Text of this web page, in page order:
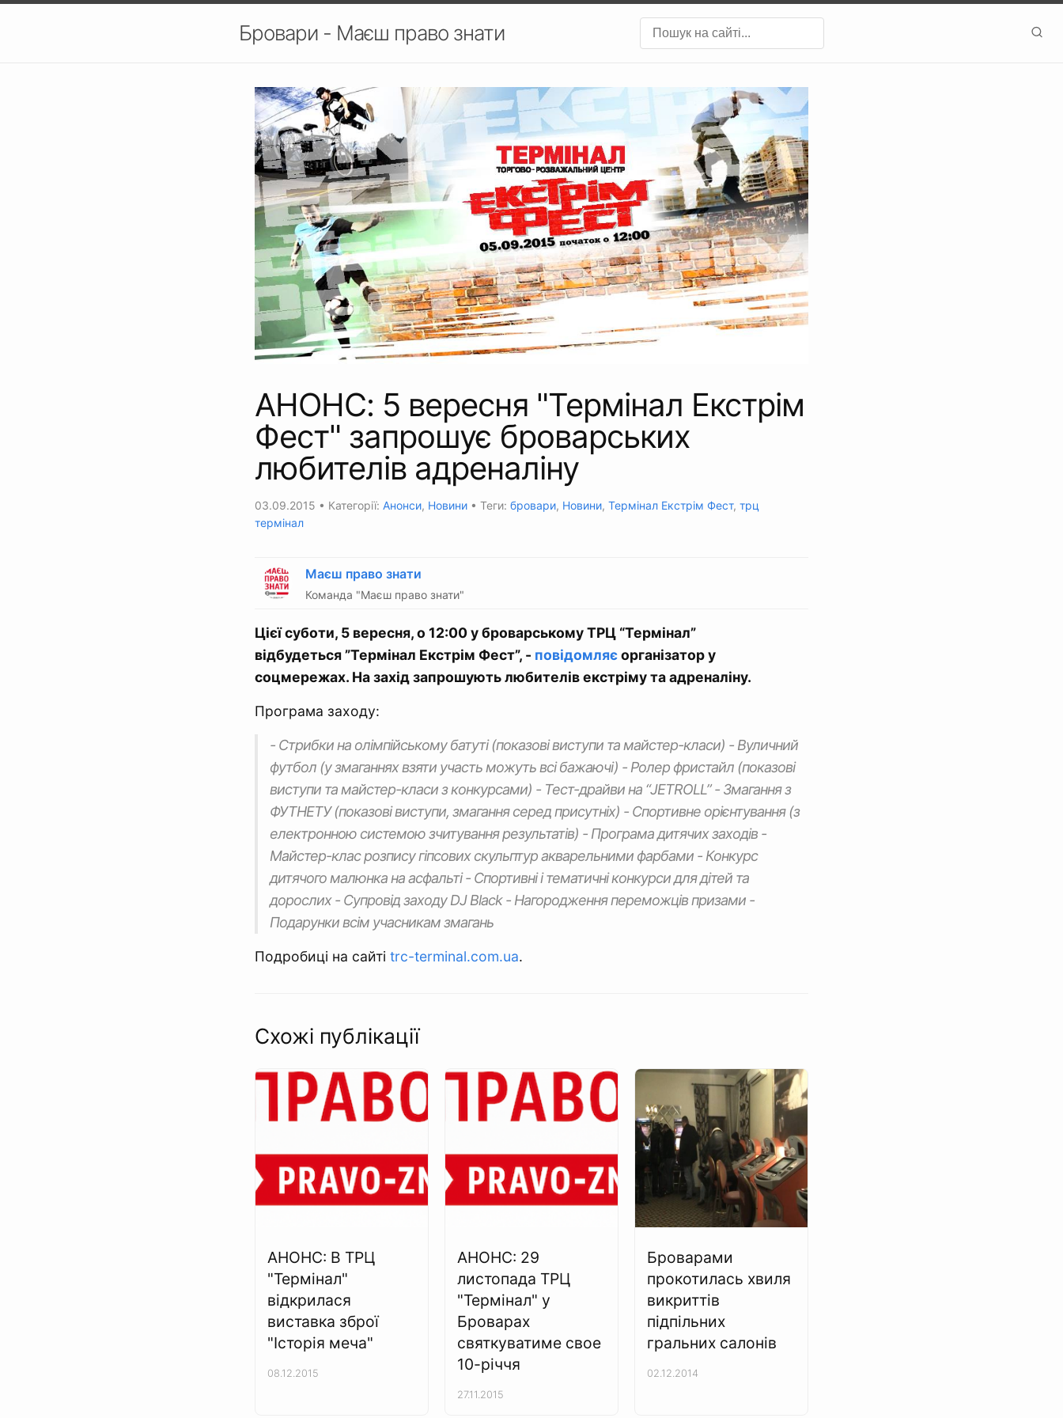
Бровари - Маєш право знати
АНОНС: 5 вересня "Термінал Екстрім
Фест" запрошує броварських
любителів адреналіну
03.09.2015 • Категорії: Анонси, Новини • Теги: бровари, Новини, Термінал Екстрім Фест, трц
термінал
Маєш право знати
Команда "Маєш право знати"
Цієї суботи, 5 вересня, о 12:00 у броварському ТРЦ “Термінал”
відбудеться ”Термінал Екстрім Фест”, - повідомляєорганізатор у
соцмережах. На захід запрошують любителів екстріму та адреналіну.
Програма заходу:
- Стрибки на олімпійському батуті (показові виступи та майстер-класи) - Вуличний
футбол (у змаганнях взяти участь можуть всі бажаючі) - Ролер фристайл (показові
виступи та майстер-класи з конкурсами) - Тест-драйви на “JETROLL” - Змагання з
ФУТНЕТУ (показові виступи, змагання серед присутніх) - Спортивне орієнтування (з
електронною системою зчитування результатів) - Програма дитячих заходів -
Майстер-клас розпису гіпсових скульптур акварельними фарбами - Конкурс
дитячого малюнка на асфальті - Спортивні і тематичні конкурси для дітей та
дорослих - Супровід заходу DJ Black - Нагородження переможців призами -
Подарунки всім учасникам змагань
Подробиці на сайті trc-terminal.com.ua.
Схожі публікації
АНОНС: В ТРЦ
"Термінал"
відкрилася
виставка зброї
"Історія меча"
08.12.2015
АНОНС: 29
листопада ТРЦ
"Термінал" у
Броварах
святкуватиме свое
10-річчя
27.11.2015
Броварами
прокотилась хвиля
викриттів
підпільних
гральних салонів
02.12.2014